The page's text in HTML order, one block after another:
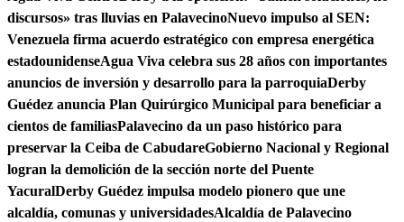
discursos» tras lluvias en PalavecinoNuevo impulso al SEN:
Venezuela firma acuerdo estratégico con empresa energética
estadounidenseAgua Viva celebra sus 28 años con importantes
anuncios de inversión y desarrollo para la parroquiaDerby
Guédez anuncia Plan Quirúrgico Municipal para beneficiar a
cientos de familiasPalavecino da un paso histórico para
preservar la Ceiba de CabudareGobierno Nacional y Regional
logran la demolición de la sección norte del Puente
YacuralDerby Guédez impulsa modelo pionero que une
alcaldía, comunas y universidadesAlcaldía de Palavecino